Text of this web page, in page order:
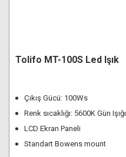
Tolifo MT-100S Led Işık
Çıkış Gücü: 100Ws
Renk sıcaklığı: 5600K Gün Işığı
LCD Ekran Paneli
Standart Bowens mount